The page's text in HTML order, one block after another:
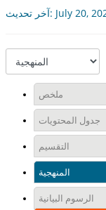
ملخص
جدول المحتويات
التقسيم
المنهجية
الرسوم البيانية